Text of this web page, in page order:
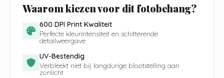
Waarom kiezen voor dit fotobehang?
600 DPI Print Kwaliteit
Perfecte kleurintensiteit en schitterende
detailweergave
UV-Bestendig
Verbleekt niet bij langdurige blootstelling aan
zonlicht